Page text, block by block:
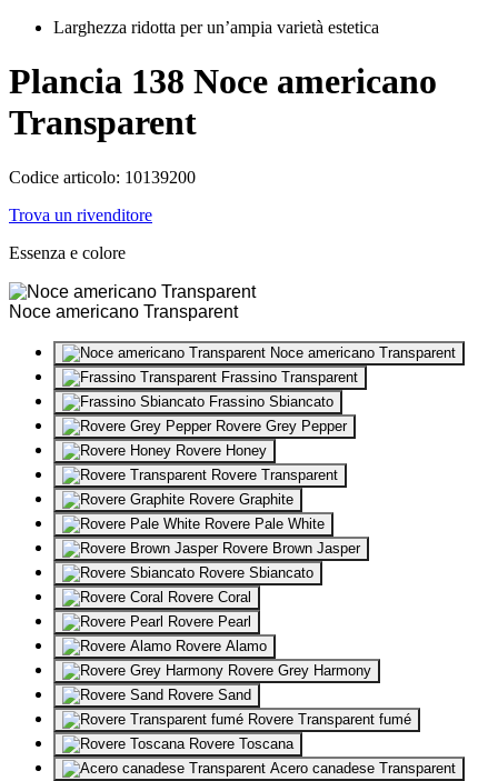
Larghezza ridotta per un’ampia varietà estetica
Plancia 138 Noce americano
Transparent
Codice articolo: 10139200
Trova un rivenditore
Essenza e colore
Noce americano Transparent
Noce americano Transparent
Frassino Transparent
Frassino Sbiancato
Rovere Grey Pepper
Rovere Honey
Rovere Transparent
Rovere Graphite
Rovere Pale White
Rovere Brown Jasper
Rovere Sbiancato
Rovere Coral
Rovere Pearl
Rovere Alamo
Rovere Grey Harmony
Rovere Sand
Rovere Transparent fumé
Rovere Toscana
Acero canadese Transparent